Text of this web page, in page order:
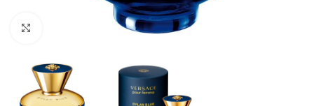
CLICK TO ENLARGE